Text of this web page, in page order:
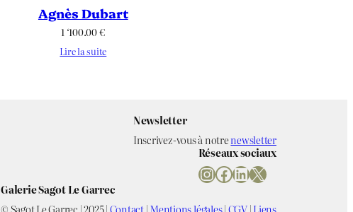
Agnès Dubart
1 ‘100.00€
Lire la suite
Newsletter
Inscrivez-vous à notrenewsletter
Réseaux sociaux
InstagramFacebook LinkedIn X
Galerie Sagot Le Garrec
© Sagot Le Garrec | 2025 |Contact|Mentions légales|CGV|Liens